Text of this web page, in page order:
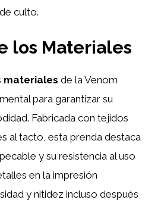
culto.
los Materiales
materiales de la Venom
para garantizar su
Fabricada con tejidos
al tacto, esta prenda destaca
y su resistencia al uso
en la impresión
y nitidez incluso después